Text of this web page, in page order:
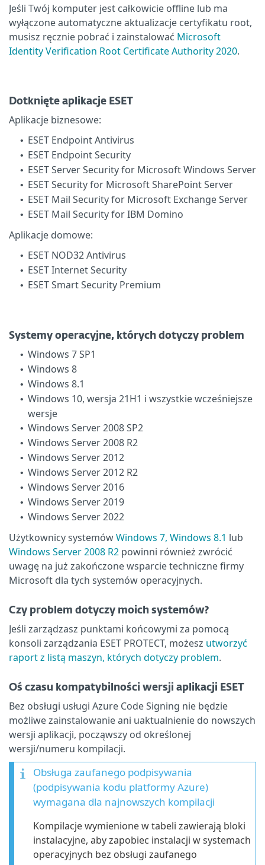
Jeśli Twój komputer jest całkowicie offline lub ma
wyłączone automatyczne aktualizacje certyfikatu root,
musisz ręcznie pobrać i zainstalować Microsoft
Identity Verification Root Certificate Authority 2020.
Dotknięte aplikacje ESET
Aplikacje biznesowe:
• ESET Endpoint Antivirus
• ESET Endpoint Security
• ESET Server Security for Microsoft Windows Server
• ESET Security for Microsoft SharePoint Server
• ESET Mail Security for Microsoft Exchange Server
• ESET Mail Security for IBM Domino
Aplikacje domowe:
• ESET NOD32 Antivirus
• ESET Internet Security
• ESET Smart Security Premium
Systemy operacyjne, których dotyczy problem
• Windows 7 SP1
• Windows 8
• Windows 8.1
• Windows 10, wersja 21H1 i wszystkie wcześniejsze
wersje
• Windows Server 2008 SP2
• Windows Server 2008 R2
• Windows Server 2012
• Windows Server 2012 R2
• Windows Server 2016
• Windows Server 2019
• Windows Server 2022
Użytkownicy systemówWindows 7, Windows 8.1 lub
Windows Server 2008 R2 powinni również zwrócić
uwagę na już zakończone wsparcie techniczne firmy
Microsoft dla tych systemów operacyjnych.
Czy problem dotyczy moich systemów?
Jeśli zarządzasz punktami końcowymi za pomocą
konsoli zarządzania ESET PROTECT, możesz utworzyć
raport z listą maszyn, których dotyczy problem.
Oś czasu kompatybilności wersji aplikacji ESET
Bez obsługi usługi Azure Code Signing nie będzie
możliwe zainstalowanie ani uaktualnienie do nowszych
wersji aplikacji, począwszy od określonej
wersji/numeru kompilacji.
Obsługa zaufanego podpisywania
(podpisywania kodu platformy Azure)
wymagana dla najnowszych kompilacji
Kompilacje wymienione w tabeli zawierają bloki
instalacyjne, aby zapobiec instalacji w systemach
operacyjnych bez obsługi zaufanego